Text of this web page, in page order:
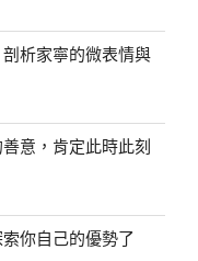
剖析家寧的微表情與
意，肯定此時此刻
你自己的優勢了